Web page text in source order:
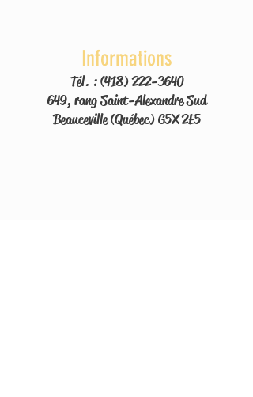
Tél. :(418) 222-3640
649, rang Saint-Alexandre Sud
Beauceville (Québec) G5X 2E5
Informations